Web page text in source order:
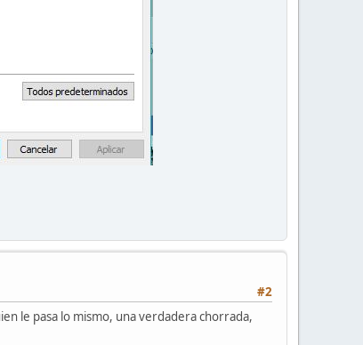
#2
le pasa lo mismo, una verdadera chorrada,